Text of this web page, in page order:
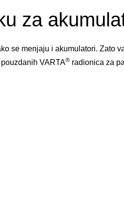
za
se menjaju i akumulatori. Zato
VARTA® radionica za